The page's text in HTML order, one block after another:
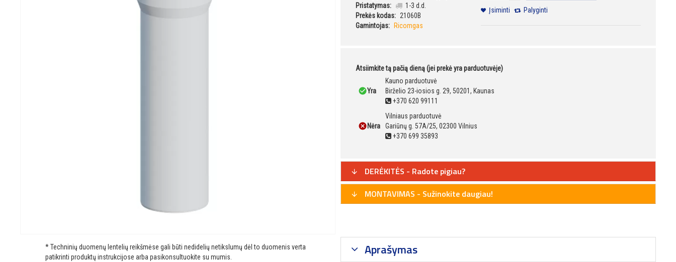
Pristatymas:
1-3 d.d.
Prekės kodas: 21060B
Gamintojas:
Ricomgas
Įsiminti Palyginti
Atsiimkite tą pačią dieną (jei prekė yra parduotuvėje)
Yra
Kauno parduotuvė
Birželio 23-iosios g. 29, 50201, Kaunas
+370 620 99111
Nėra
Vilniaus parduotuvė
Gariūnų g. 57A/25, 02300 Vilnius
+370 699 35893
DERĖKITĖS - Radote pigiau?
MONTAVIMAS - Sužinokite daugiau!
* Techninių duomenų lentelių reikšmėse gali būti nedidelių netikslumų dėl to duomenis verta
patikrinti produktų instrukcijose arba pasikonsultuokite su mumis.
Aprašymas